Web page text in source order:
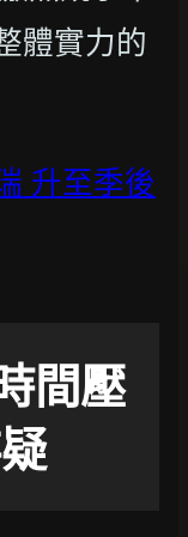
體實力的
升至季後
間壓